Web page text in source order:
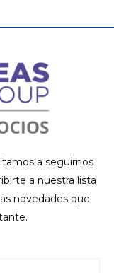
a seguirnos
a nuestra lista
novedades que